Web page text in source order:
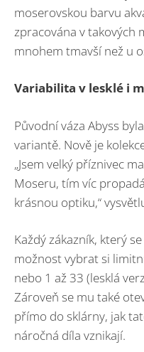
moserovskou barvu
zpracována v takových
mnohem tmavší než u
Variabilita v lesklé i
Původní váza Abyss
variantě. Nově je
„Jsem velký příznivec
Moseru, tím víc
krásnou optiku,“
Každý zákazník, který
možnost vybrat si
nebo 1 až 33 (lesklá
Zároveň se mu také
přímo do sklárny, jak
náročná díla vznikají.